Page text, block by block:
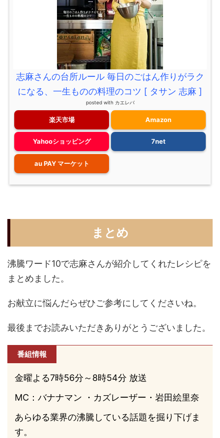
志麻さんの台所ルール 毎日のごはん作りがラク
になる、一生ものの料理のコツ [ タサン 志麻 ]
posted with カエレバ
楽天市場 Amazon
Yahooショッピング 7net
au PAY マーケット
まとめ
沸騰ワード10で志麻さんが紹介してくれたレシピを
まとめました。
お献立に悩んだらぜひご参考にしてくださいね。
最後までお読みいただきありがとうございました。
番組情報
金曜よる7時56分～8時54分 放送
MC：バナナマン ・カズレーザー・岩田絵里奈
あらゆる業界の沸騰している話題を掘り下げま
す。